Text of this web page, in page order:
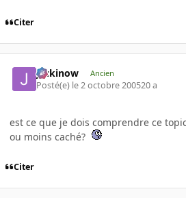
Citer
jackinow Ancien
Posté(e) le 2 octobre 200520 a
est ce que je dois comprendre ce
ou moins caché?
Citer